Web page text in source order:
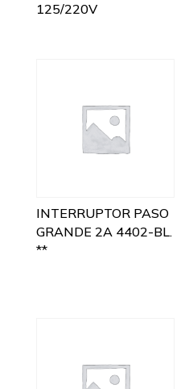
125/220V
INTERRUPTOR PASO
GRANDE 2A 4402-BL.
**